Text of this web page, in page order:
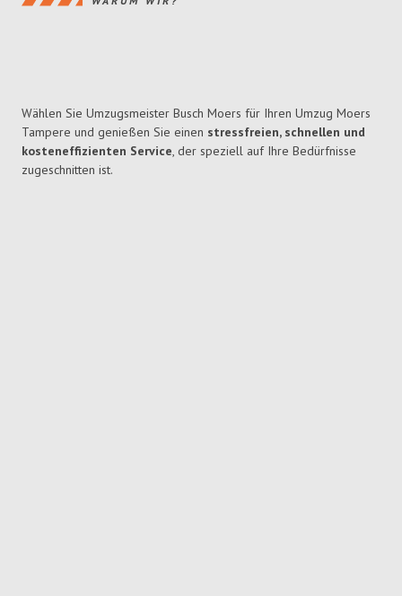
Wählen Sie Umzugsmeister Busch Moers für Ihren Umzug Moers
Tampere und genießen Sie einen stressfreien, schnellen und
kosteneffizienten Service, der speziell auf Ihre Bedürfnisse
zugeschnitten ist.